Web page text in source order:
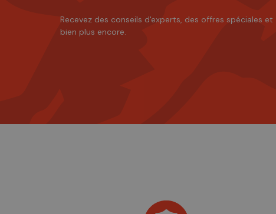
Recevez des conseils d'experts, des offres spéciales et
bien plus encore.